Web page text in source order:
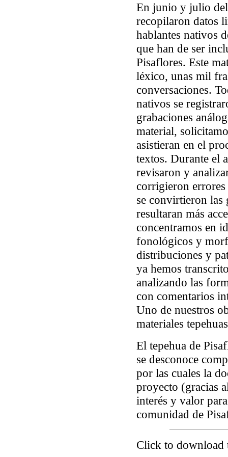
En junio y julio
recopilaron datos
hablantes nativos
que han de ser
Pisaflores. Este
léxico, unas mil
conversaciones.
nativos se
grabaciones
material,
asistieran en el
textos. Durante el
revisaron y
corrigieron
se convirtieron las
resultaran más
concentramos en
fonológicos y
distribuciones y
ya hemos
analizando las
con comentarios
Uno de nuestros
materiales
El tepehua de
se desconoce
por las cuales la
proyecto (gracias
interés y valor
comunidad de
Click to download